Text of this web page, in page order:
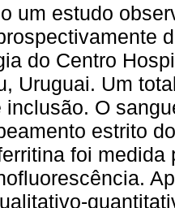
um estudo
do Centro
Uruguai. Um
inclusão. O
estrito
foi medida